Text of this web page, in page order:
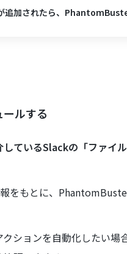
追加されたら、
ルする
ているSlackの「ファイ
をもとに、
ションを自動化したい